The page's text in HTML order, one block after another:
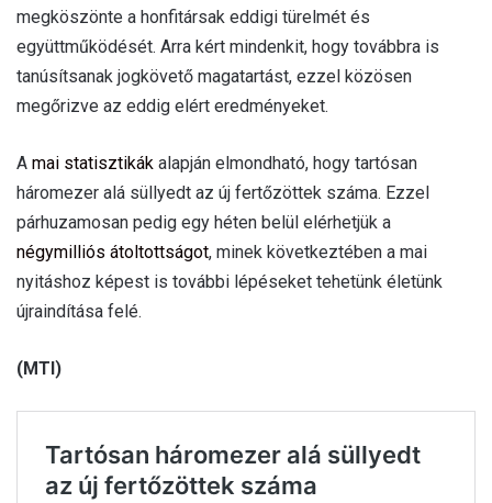
megköszönte a honfitársak eddigi türelmét és
együttműködését. Arra kért mindenkit, hogy továbbra is
tanúsítsanak jogkövető magatartást, ezzel közösen
megőrizve az eddig elért eredményeket.
A mai statisztikák alapján elmondható, hogy tartósan
háromezer alá süllyedt az új fertőzöttek száma. Ezzel
párhuzamosan pedig egy héten belül elérhetjük a
négymilliós átoltottságot, minek következtében a mai
nyitáshoz képest is további lépéseket tehetünk életünk
újraindítása felé.
(MTI)